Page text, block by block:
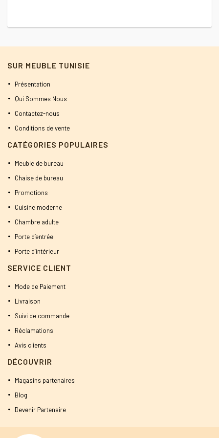
SUR MEUBLE TUNISIE
Présentation
Qui Sommes Nous
Contactez-nous
Conditions de vente
CATÉGORIES POPULAIRES
Meuble de bureau
Chaise de bureau
Promotions
Cuisine moderne
Chambre adulte
Porte d’entrée
Porte d’intérieur
SERVICE CLIENT
Mode de Paiement
Livraison
Suivi de commande
Réclamations
Avis clients
DÉCOUVRIR
Magasins partenaires
Blog
Devenir Partenaire